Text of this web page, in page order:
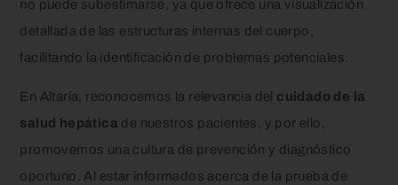
no puede subestimarse, ya que ofrece una visualización
detallada de las estructuras internas del cuerpo,
facilitando la identificación de problemas potenciales.
En Altaria, reconocemos la relevancia del cuidado de la
salud hepática de nuestros pacientes, y por ello,
promovemos una cultura de prevención y diagnóstico
oportuno. Al estar informados acerca de la prueba de